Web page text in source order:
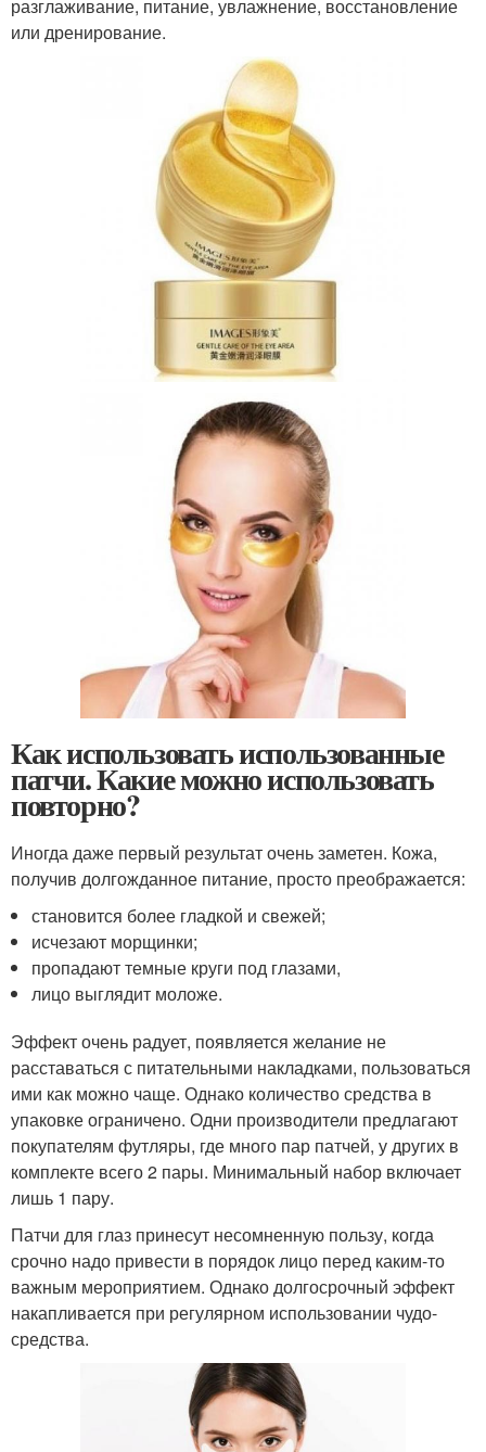
разглаживание, питание, увлажнение, восстановление
или дренирование.
Как использовать использованные
патчи. Какие можно использовать
повторно?
Иногда даже первый результат очень заметен. Кожа,
получив долгожданное питание, просто преображается:
становится более гладкой и свежей;
исчезают морщинки;
пропадают темные круги под глазами,
лицо выглядит моложе.
Эффект очень радует, появляется желание не
расставаться с питательными накладками, пользоваться
ими как можно чаще. Однако количество средства в
упаковке ограничено. Одни производители предлагают
покупателям футляры, где много пар патчей, у других в
комплекте всего 2 пары. Минимальный набор включает
лишь 1 пару.
Патчи для глаз принесут несомненную пользу, когда
срочно надо привести в порядок лицо перед каким-то
важным мероприятием. Однако долгосрочный эффект
накапливается при регулярном использовании чудо-
средства.